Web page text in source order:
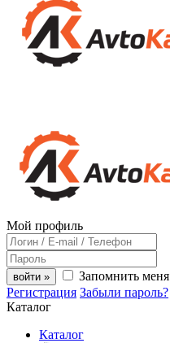
Мой профиль
войти »
Запомнить меня
Регистрация Забыли пароль?
Каталог
Каталог